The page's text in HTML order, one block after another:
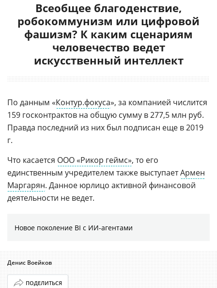
Всеобщее благоденствие,
робокоммунизм или цифровой
фашизм? К каким сценариям
человечество ведет
искусственный интеллект
По данным «Контур.фокуса», за компанией числится
159 госконтрактов на общую сумму в 277,5 млн руб.
Правда последний из них был подписан еще в 2019
г.
Что касается ООО «Рикор геймс», то его
единственным учредителем также выступаетАрмен
Маргарян. Данное юрлицо активной финансовой
деятельности не ведет.
Новое поколение BI с ИИ-агентами
Денис Воейков
ПОДЕЛИТЬСЯ